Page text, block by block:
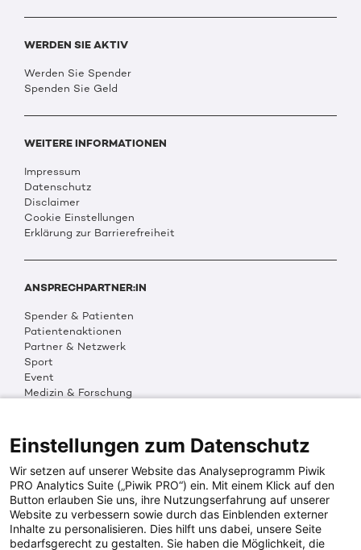
WERDEN SIE AKTIV
Werden Sie Spender
Spenden Sie Geld
WEITERE INFORMATIONEN
Impressum
Datenschutz
Disclaimer
Cookie Einstellungen
Erklärung zur Barrierefreiheit
ANSPRECHPARTNER:IN
Spender & Patienten
Patientenaktionen
Partner & Netzwerk
Sport
Event
Medizin & Forschung
Multimedia
Social Media
PRESSEINFOS
Fotos & Media
Einstellungen zum Datenschutz
Wir setzen auf unserer Website das Analyseprogramm Piwik
PRO Analytics Suite („Piwik PRO“) ein. Mit einem Klick auf den
Button erlauben Sie uns, ihre Nutzungserfahrung auf unserer
Website zu verbessern sowie durch das Einblenden externer
Inhalte zu personalisieren. Dies hilft uns dabei, unsere Seite
bedarfsgerecht zu gestalten. Sie haben die Möglichkeit, die